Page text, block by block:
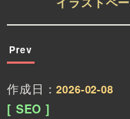
Prev
作成日：2026-02-08
[ SEO ]